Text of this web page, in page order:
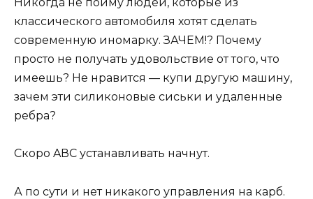
классического автомобиля хотят сделать
современную иномарку. ЗАЧЕМ!? Почему
просто не получать удовольствие от того, что
имеешь? Не нравится — купи другую машину,
зачем эти силиконовые сиськи и удаленные
ребра?
Скоро AВС устанавливать начнут.
А по сути и нет никакого управления на карб.